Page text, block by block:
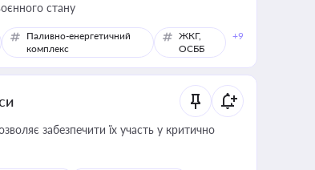
стану
Паливно-енергетичний
комплекс
ЖКГ,
ОСББ
+9
забезпечити їх участь у критично